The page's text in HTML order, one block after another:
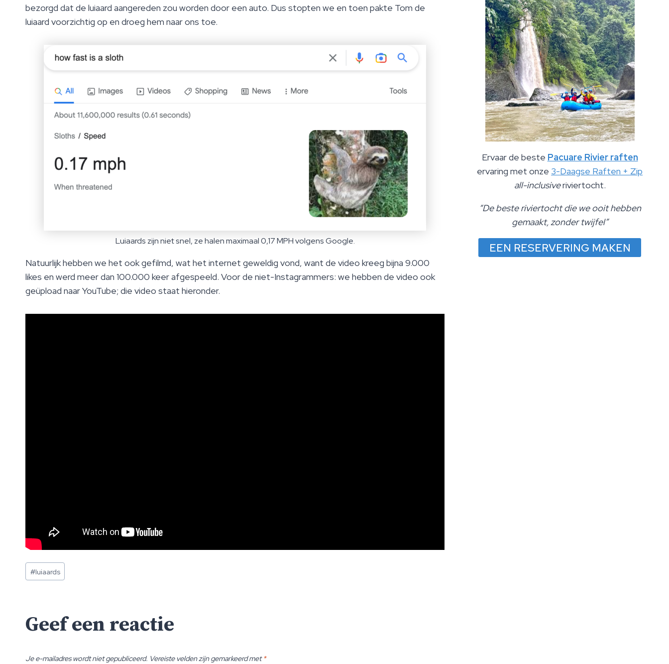
bezorgd dat de luiaard aangereden zou worden door een auto. Dus stopten we en toen pakte Tom de
luiaard voorzichtig op en droeg hem naar ons toe.
Luiaards zijn niet snel, ze halen maximaal 0,17 MPH volgens Google.
Natuurlijk hebben we het ook gefilmd, wat het internet geweldig vond, want de video kreeg bijna 9.000
likes en werd meer dan 100.000 keer afgespeeld. Voor de niet-Instagrammers: we hebben de video ook
geüpload naar YouTube; die video staat hieronder.
Bericht
tags:
#luiaards
Geef een reactie
Je e-mailadres wordt niet gepubliceerd. Vereiste velden zijn gemarkeerd met*
Ervaar de beste Pacuare Rivier raften
ervaring met onze 3-Daagse Raften + Zip
all-inclusiveriviertocht.
“De beste riviertocht die we ooit hebben
gemaakt, zonder twijfel”
EEN RESERVERING MAKEN